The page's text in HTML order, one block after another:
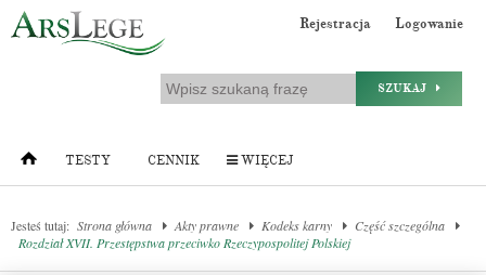
Rejestracja Logowanie
SZUKAJ
TESTY CENNIK WIĘCEJ
Jesteś tutaj: Strona główna Akty prawne Kodeks karny
Część szczególna
Rozdział XVII. Przestępstwa przeciwko Rzeczypospolitej Polskiej